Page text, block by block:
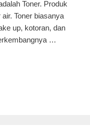
Toner. Produk
Toner biasanya
up, kotoran, dan
…